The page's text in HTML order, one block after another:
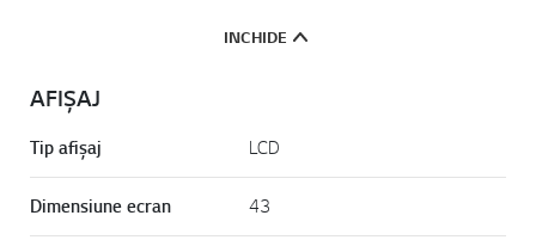
INCHIDE
AFIȘAJ
Tip afișaj LCD
Dimensiune ecran 43